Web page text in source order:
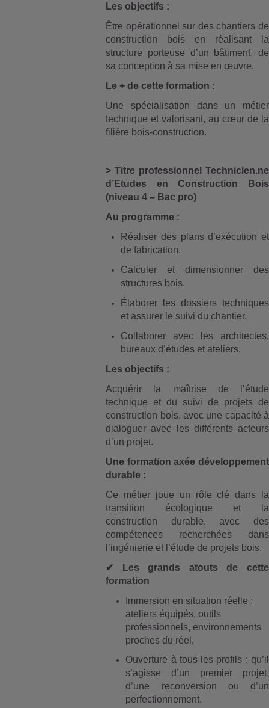
Les objectifs :
Être opérationnel sur des chantiers de
construction bois en réalisant la
structure porteuse d’un bâtiment, de
sa conception à sa mise en œuvre.
Le + de cette formation :
Une spécialisation dans un métier
technique et valorisant, au cœur de la
filière bois-construction.
> Titre professionnel Technicien.ne
d’Etudes en Construction Bois
(niveau 4 – Bac pro)
Au programme :
Réaliser des plans d’exécution et
de fabrication.
Calculer et dimensionner des
structures bois.
Élaborer les dossiers techniques
et assurer le suivi du chantier.
Collaborer avec les architectes,
bureaux d’études et ateliers.
Les objectifs :
Acquérir la maîtrise de l’étude
technique et du suivi de projets de
construction bois, avec une capacité à
dialoguer avec les différents acteurs
d’un projet.
Une formation axée développement
durable :
Ce métier joue un rôle clé dans la
transition écologique et la
construction durable, avec des
compétences recherchées dans
l’ingénierie et l’étude de projets bois.
✔ Les grands atouts de cette
formation
Immersion en situation réelle :
ateliers équipés, outils
professionnels, environnements
proches du réel.
Ouverture à tous les profils : qu’il
s’agisse d’un premier projet,
d’une reconversion ou d’un
perfectionnement.